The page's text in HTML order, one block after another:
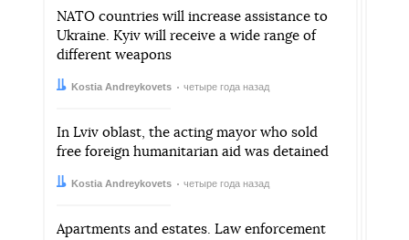
NATO countries will increase assistance to
Ukraine. Kyiv will receive a wide range of
different weapons
Автор:
Kostia Andreykovets
Дата: четыре года назад
In Lviv oblast, the acting mayor who sold
free foreign humanitarian aid was detained
Автор:
Kostia Andreykovets
Дата: четыре года назад
Apartments and estates. Law enforcement